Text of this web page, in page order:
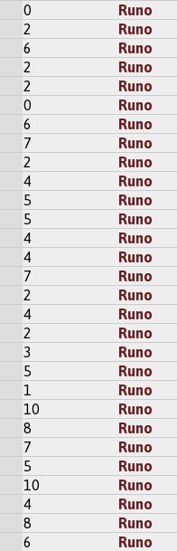
0
Runo
2
Runo
6
Runo
2
Runo
2
Runo
0
Runo
6
Runo
7
Runo
2
Runo
4
Runo
5
Runo
5
Runo
4
Runo
4
Runo
7
Runo
2
Runo
4
Runo
2
Runo
3
Runo
5
Runo
1
Runo
10
Runo
8
Runo
7
Runo
5
Runo
10
Runo
4
Runo
8
Runo
6
Runo